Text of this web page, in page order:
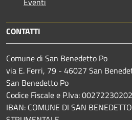
CONTATTI
Comune di San Benedetto Po
via E. Ferri, 79 - 46027 San
San Benedetto Po
Codice Fiscale e P.Iva: 00272230202
IBAN: COMUNE DI SAN